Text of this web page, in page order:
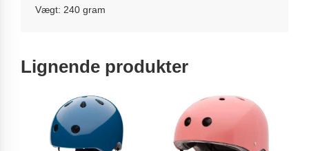
Vægt: 240 gram
Lignende produkter